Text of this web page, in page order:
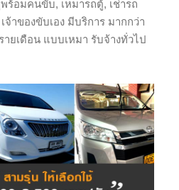
ร้อมคนขับ, เหมารถตู้, เช่ารถ
จ้าของขับเอง มีบริการ มากกว่า
ายเดือน แบบเหมา รับจ้างทั่วไป